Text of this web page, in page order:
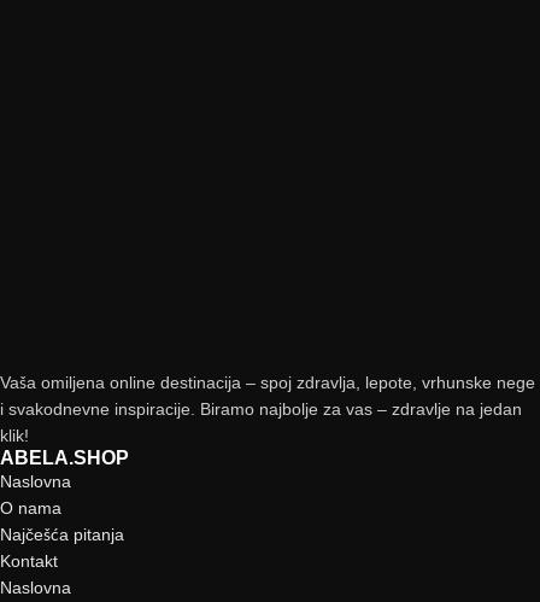
Vaša omiljena online destinacija – spoj zdravlja, lepote, vrhunske nege
i svakodnevne inspiracije. Biramo najbolje za vas – zdravlje na jedan
klik!
ABELA.SHOP
Naslovna
O nama
Najčešća pitanja
Kontakt
Naslovna